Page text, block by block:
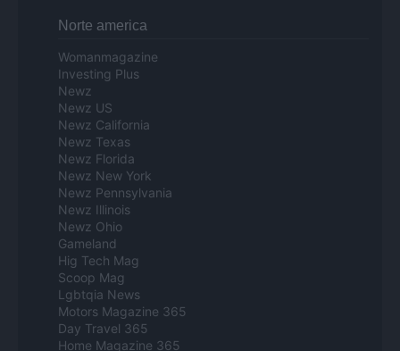
Norte america
Womanmagazine
Investing Plus
Newz
Newz US
Newz California
Newz Texas
Newz Florida
Newz New York
Newz Pennsylvania
Newz Illinois
Newz Ohio
Gameland
Hig Tech Mag
Scoop Mag
Lgbtqia News
Motors Magazine 365
Day Travel 365
Home Magazine 365